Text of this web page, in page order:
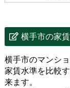
横手市の家
横手市のマンシ
家賃水準を比較
来ます。